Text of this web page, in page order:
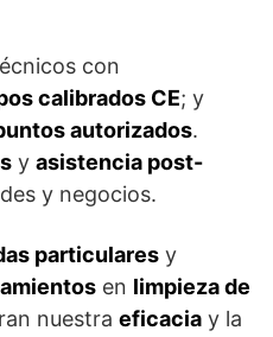
con
calibrados CE; y
autorizados.
y asistencia post-
y negocios.
particulares y
en limpieza de
nuestra eficacia y la